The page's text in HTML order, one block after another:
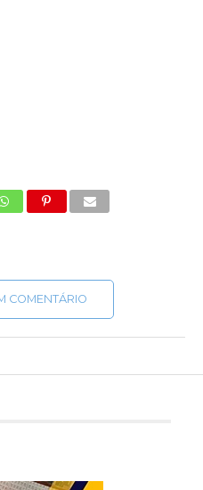
COMENTÁRIO